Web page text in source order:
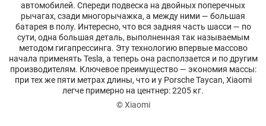
автомобилей. Спереди подвеска на двойных поперечных
рычагах, сзади многорычажка, а между ними — большая
батарея в полу. Интересно, что вся задняя часть шасси — по
сути, одна большая деталь, выполненная так называемым
методом гигапрессинга. Эту технологию впервые массово
начала применять Tesla, а теперь она расползается и по другим
производителям. Ключевое преимущество — экономия массы:
при тех же пяти метрах длины, что и у Porsche Taycan, Xiaomi
легче примерно на центнер: 2205 кг.
© Xiaomi